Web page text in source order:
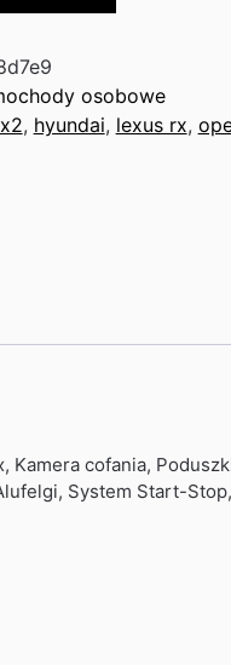
osobowe
, hyundai, lexus rx,
cofania,
System Start-